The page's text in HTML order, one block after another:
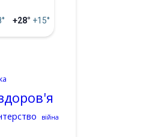
+28° +15°
війна